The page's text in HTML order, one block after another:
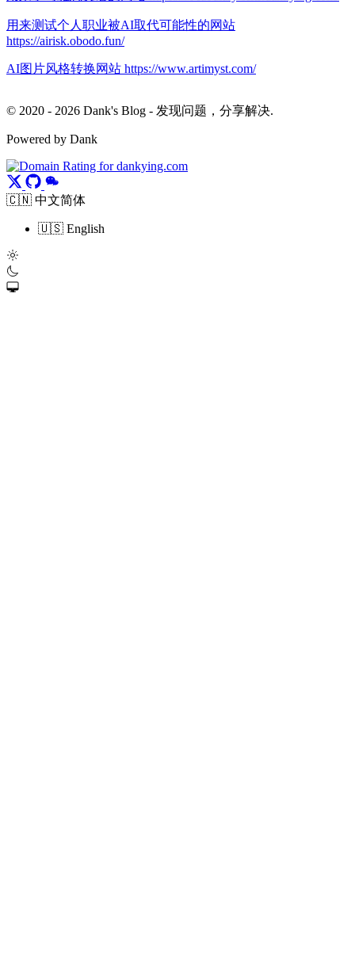
用来测试个人职业被AI取代可能性的网站
https://airisk.obodo.fun/
AI图片风格转换网站 https://www.artimyst.com/
© 2020 - 2026 Dank's Blog - 发现问题，分享解决.
Powered by Dank
🇨🇳 中文简体
🇺🇸 English